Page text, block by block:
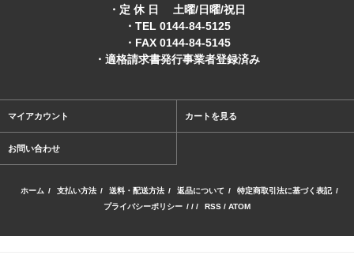
・定 休 日 土曜/日曜/祝日
・TEL 0144-84-5125
・FAX 0144-84-5145
・適格請求書発行事業者登録済み
マイアカウント カートを見る
お問い合わせ
ホーム / 支払い方法 / 送料・配送方法 / 返品について / 特定商取引法に基づく表記 /
プライバシーポリシー / / / RSS / ATOM